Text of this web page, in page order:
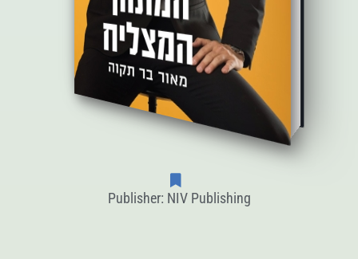
Publisher: NIV Publishing